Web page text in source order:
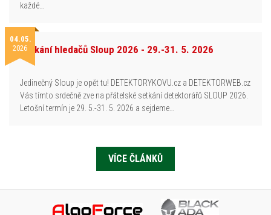
každé…
04.05.
2026Setkání hledačů Sloup 2026 - 29.-31. 5. 2026
Jedinečný Sloup je opět tu! DETEKTORYKOVU.cz a DETEKTORWEB.cz
Vás tímto srdečně zve na přátelské setkání detektorářů SLOUP 2026.
Letošní termín je 29. 5.-31. 5. 2026 a sejdeme…
VÍCE ČLÁNKŮ